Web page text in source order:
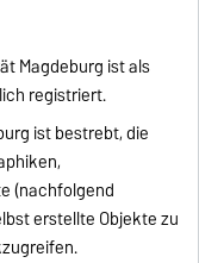
Magdeburg ist als
registriert.
ist bestrebt, die
(nachfolgend
erstellte Objekte zu